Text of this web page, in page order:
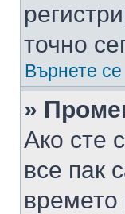
точно
Върнете
»
Ако сте
все пак
времето